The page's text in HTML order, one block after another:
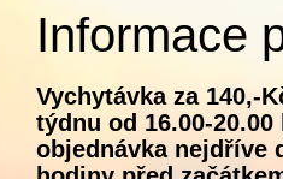
Informace
Vychytávka za 140,-
týdnu od 16.00-20.00
objednávka nejdříve